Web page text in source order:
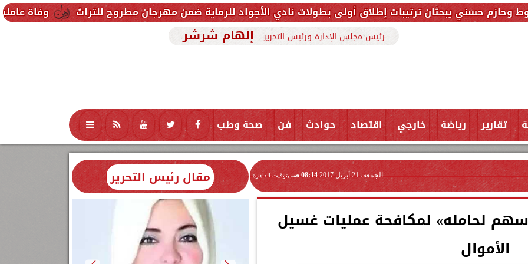
وفاة عاملين متأثرين ترتيبات إطلاق أولى بطولات نادي الأجواد للرماية ضمن مهرجان مطروح للتراث
رئيس مجلس الإدارة ورئيس التحرير إلهام شرشر
تقارير رياضة خارجي اقتصاد حوادث فن صحة وطب تكنولوجيا منوعات محافظات
الجمعة، 21 أبريل 2017 08:14 صـ بتوقيت القاهرة
لحامله» لمكافحة عمليات غسيل
الأموال
مقال رئيس التحرير